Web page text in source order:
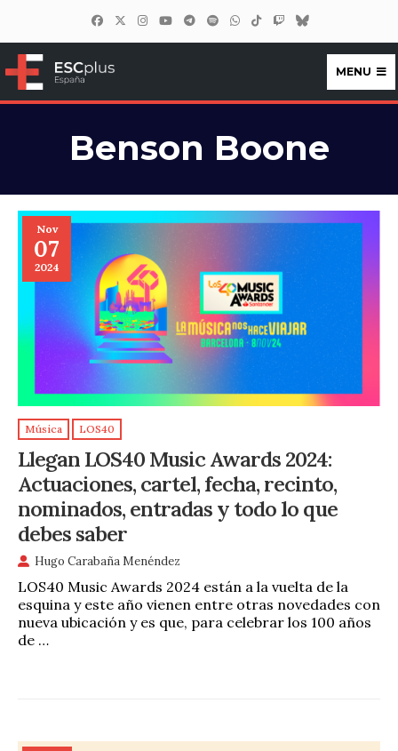
ESCplus España
MENU
Benson Boone
Nov
07
2024
Música LOS40
Llegan LOS40 Music Awards 2024:
Actuaciones, cartel, fecha, recinto,
nominados, entradas y todo lo que
debes saber
Hugo Carabaña Menéndez
LOS40 Music Awards 2024 están a la vuelta de la
esquina y este año vienen entre otras novedades con
nueva ubicación y es que, para celebrar los 100 años
de …